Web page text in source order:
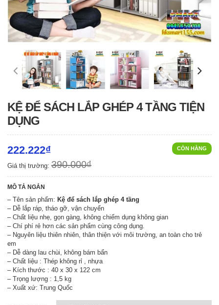
KỆ ĐỂ SÁCH LẮP GHÉP 4 TẦNG TIỆN
DỤNG
CÒN HÀNG
222.222₫
Giá thị trường: 390.000₫
MÔ TẢ NGẮN
– Tên sản phẩm: Kệ để sách lắp ghép 4 tầng
– Dễ lắp ráp, tháo gỡ, vận chuyển
– Chất liệu nhẹ, gọn gàng, không chiếm dụng không gian
– Chí phí rẻ hơn các sản phẩm cùng công dụng.
– Nguyên liệu thiên nhiên, thân thiện với môi trường, an toàn cho trẻ
em
– Dễ dàng lau chùi, không bám bẩn
– Chất liệu : Thép không rỉ , nhựa
– Kích thước : 40 x 30 x 122 cm
– Trọng lượng : 1,5 kg
– Xuất xứ: Trung Quốc